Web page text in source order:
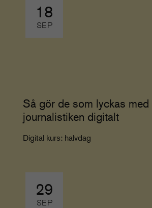
18
SEP
Så gör de som lyckas med
journalistiken digitalt
Digital kurs: halvdag
29
SEP